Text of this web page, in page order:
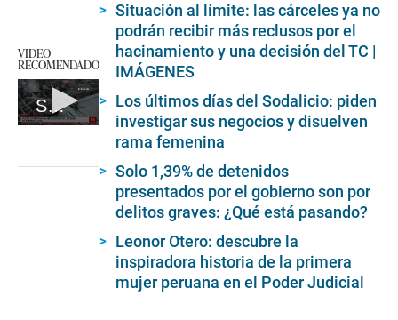
VIDEO
RECOMENDADO
Se reaviva fuego en Barrios Altos
Situación al límite: las cárceles ya no
podrán recibir más reclusos por el
hacinamiento y una decisión del TC |
IMÁGENES
Los últimos días del Sodalicio: piden
investigar sus negocios y disuelven
rama femenina
Solo 1,39% de detenidos
presentados por el gobierno son por
delitos graves: ¿Qué está pasando?
Leonor Otero: descubre la
inspiradora historia de la primera
mujer peruana en el Poder Judicial